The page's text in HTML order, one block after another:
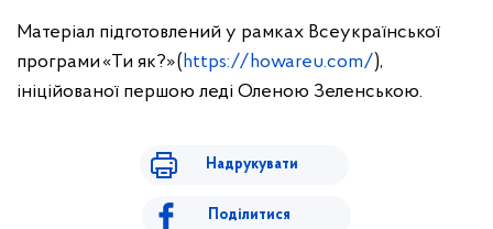
Матеріал підготовлений у рамках Всеукраїнської
програми «Ти як?» (https://howareu.com/),
ініційованої першою леді Оленою Зеленською.
Надрукувати
Поділитися